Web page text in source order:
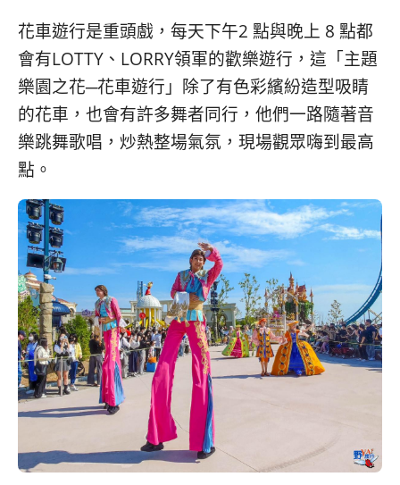
花車遊行是重頭戲，每天下午2 點與晚上 8 點都
會有LOTTY、LORRY領軍的歡樂遊行，這「主題
樂園之花─花車遊行」除了有色彩繽紛造型吸睛
的花車，也會有許多舞者同行，他們一路隨著音
樂跳舞歌唱，炒熱整場氣氛，現場觀眾嗨到最高
點。